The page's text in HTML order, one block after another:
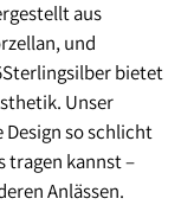
aus
und
bietet
Unser
so schlicht
tragen kannst –
Anlässen.